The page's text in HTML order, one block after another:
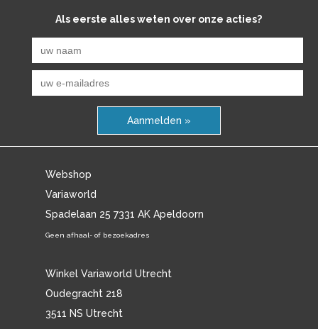
Als eerste alles weten over onze acties?
Aanmelden »
Webshop
Variaworld
Spadelaan 25 7331 AK Apeldoorn
Geen afhaal- of bezoekadres
Winkel Variaworld Utrecht
Oudegracht 218
3511 NS Utrecht